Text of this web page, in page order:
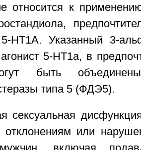
относится к
5-НТ1А. Указанный 3-
5-НТ1а, в
быть
типа 5 (ФДЭ5).
сексуальная
отклонениям или